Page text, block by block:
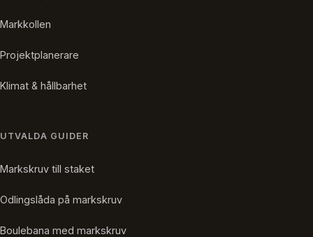
Markkollen
Projektplanerare
Klimat & hållbarhet
UTVALDA GUIDER
Markskruv till staket
Odlingslåda på markskruv
Boulebana med markskruv